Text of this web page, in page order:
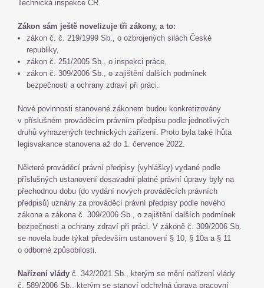
Technická inspekce ČR.
Zákon sám ještě novelizuje tři zákony, a to:
zákon č. č. 219/1999 Sb., o ozbrojených silách České
republiky,
zákon č. 251/2005 Sb., o inspekci práce,
zákon č. 309/2006 Sb., o zajištění dalších podmínek
bezpečnosti a ochrany zdraví při práci.
Nové povinnosti stanovené zákonem budou konkretizovány
v příslušném prováděcím právním předpisu podle jednotlivých
druhů vyhrazených technických zařízení. Proto byla také lhůta
legisvakance stanovena až do 1. července 2022.
Některé prováděcí právní předpisy (vyhlášky) vydané podle
příslušných ustanovení dosavadní platné právní úpravy byly na
přechodnou dobu (do vydání nových prováděcích právních
předpisů) uznány za prováděcí právní předpisy podle nového
zákona a zákona č. 309/2006 Sb., o zajištění dalších podmínek
bezpečnosti a ochrany zdraví při práci. V zákoně č. 309/2006 Sb.
se novela bude týkat především ustanovení § 10, § 10a a § 11
o odborné způsobilosti.
Nařízení vlády č. 342/2021 Sb., kterým se mění nařízení vlády
č. 589/2006 Sb., kterým se stanoví odchylná úprava pracovní